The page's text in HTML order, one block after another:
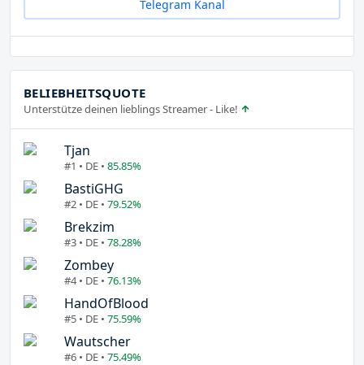
Telegram Kanal
BELIEBHEITSQUOTE
Unterstütze deinen lieblings Streamer - Like!
Tjan
#1 • DE • 85.85%
BastiGHG
#2 • DE • 79.52%
Brekzim
#3 • DE • 78.28%
Zombey
#4 • DE • 76.13%
HandOfBlood
#5 • DE • 75.59%
Wautscher
#6 • DE • 75.49%